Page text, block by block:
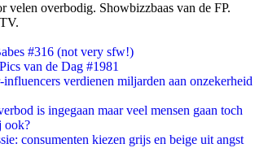
velen overbodig. Showbizzbaas van de FP.
#316 (not very sfw!)
van de Dag #1981
influencers verdienen miljarden aan onzekerheid
is ingegaan maar veel mensen gaan toch
ook?
consumenten kiezen grijs en beige uit angst